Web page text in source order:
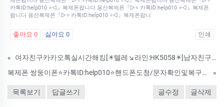
카톡ID:help010 ⭐◁』복제폰팝니다 용산복제폰『▷⭐ 카톡ID:help010 ⭐◁』복제폰
팝니다 용산복제폰『▷⭐ 카톡ID:help010 ⭐◁』복제폰팝니
좋아요 0 싫어요 0 인쇄
«
여자친구카카오톡실시간해킹[✴️텔레↘라인:HK5058✴️]남자친구카톡해킹#삼성핸드폰해킹#휴대폰해킹의뢰받습니다
복제폰 쌍둥이폰⭐카톡ID:help010⭐핸드폰도청/문자확인및복구/실시간통화내역/문자내역/카톡내역/위치추적어플
»
목록보기 답글쓰기 글수정 글삭제